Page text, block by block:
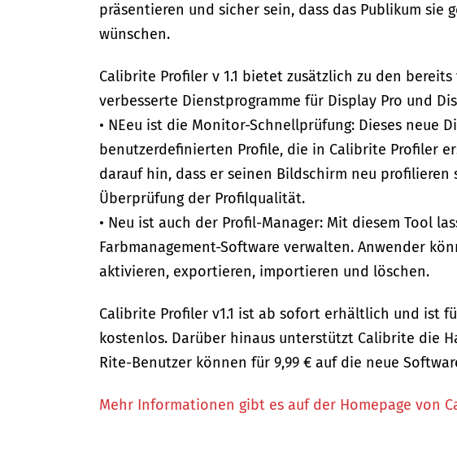
präsentieren und sicher sein, dass das Publikum sie
wünschen.
Calibrite Profiler v 1.1 bietet zusätzlich zu den
verbesserte Dienstprogramme für Display Pro und
• NEeu ist die Monitor-Schnellprüfung: Dieses neue
benutzerdefinierten Profile, die in Calibrite Profiler
darauf hin, dass er seinen Bildschirm neu
Überprüfung der Profilqualität.
• Neu ist auch der Profil-Manager: Mit diesem Tool
Farbmanagement-Software verwalten. Anwender
aktivieren, exportieren, importieren und löschen.
Calibrite Profiler v1.1 ist ab sofort erhältlich und ist
kostenlos. Darüber hinaus unterstützt Calibrite die
Rite-Benutzer können für 9,99 € auf die neue
Mehr Informationen gibt es auf der Homepage von